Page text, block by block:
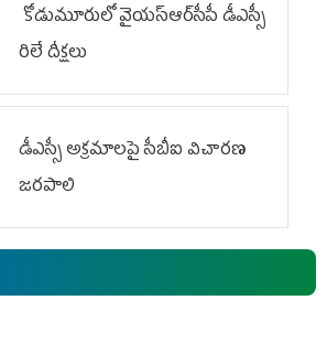
కోడుమూరులో వైయ‌స్ఆర్‌సీపీ డీఎస్సీ
రిలే దీక్షలు
డీఎస్సీ అక్రమాలపై సీబీఐ విచారణ
జరపాలి